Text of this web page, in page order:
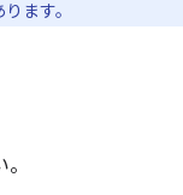
ます。